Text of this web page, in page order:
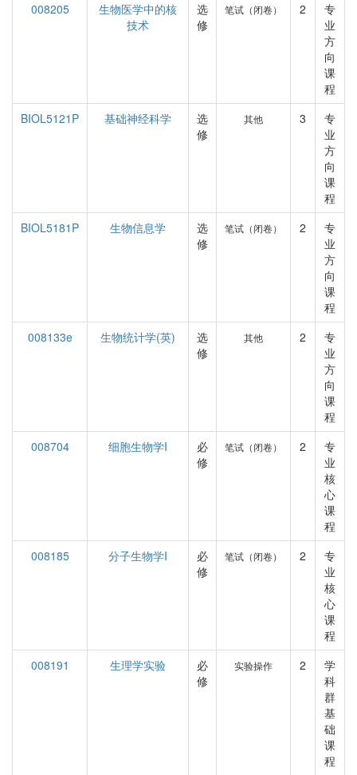
008205
生物医学中的核
技术
选
修
笔试（闭卷） 2
专
业
方
向
课
程
BIOL5121P
基础神经科学
选
修
其他 3
专
业
方
向
课
程
BIOL5181P
生物信息学
选
修
笔试（闭卷） 2
专
业
方
向
课
程
008133e
生物统计学(英)
选
修
其他 2
专
业
方
向
课
程
008704
细胞生物学I
必
修
笔试（闭卷） 2
专
业
核
心
课
程
008185
分子生物学I
必
修
笔试（闭卷） 2
专
业
核
心
课
程
008191
生理学实验
必
修
实验操作 2
学
科
群
基
础
课
程